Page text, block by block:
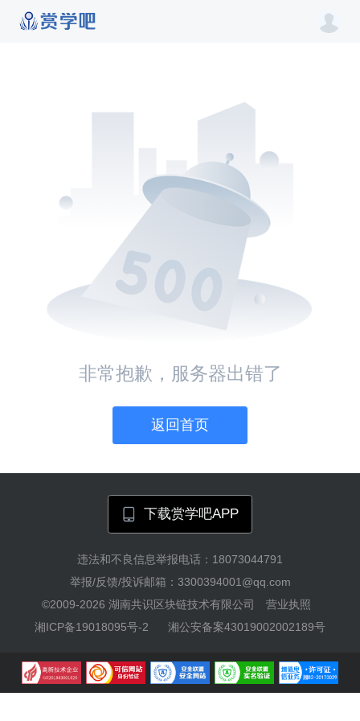
非常抱歉，服务器出错了
返回首页
下载赏学吧APP
违法和不良信息举报电话：18073044791
举报/反馈/投诉邮箱：3300394001@qq.com
©2009-2026 湖南共识区块链技术有限公司
营业执照
湘ICP备19018095号-2
湘公安备案43019002002189号